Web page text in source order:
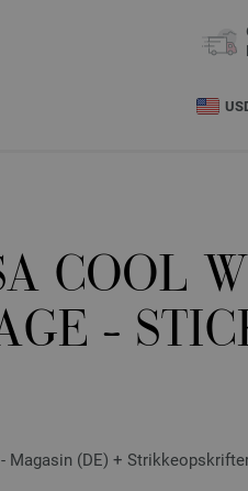
COOL
-
Magasin (DE) +